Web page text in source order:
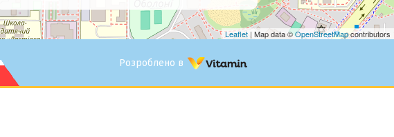
Leaflet | Map data ©OpenStreetMapcontributors
Розроблено в